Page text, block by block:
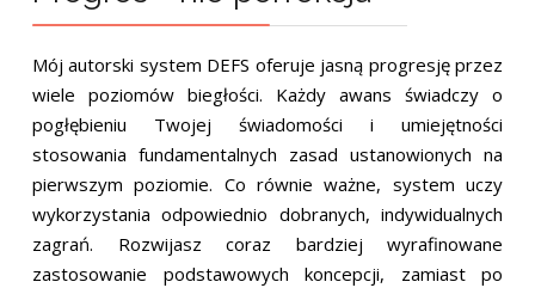
Mój autorski system DEFS oferuje jasną progresję przez
wiele poziomów biegłości. Każdy awans świadczy o
pogłębieniu Twojej świadomości i umiejętności
stosowania fundamentalnych zasad ustanowionych na
pierwszym poziomie. Co równie ważne, system uczy
wykorzystania odpowiednio dobranych, indywidualnych
zagrań. Rozwijasz coraz bardziej wyrafinowane
zastosowanie podstawowych koncepcji, zamiast po